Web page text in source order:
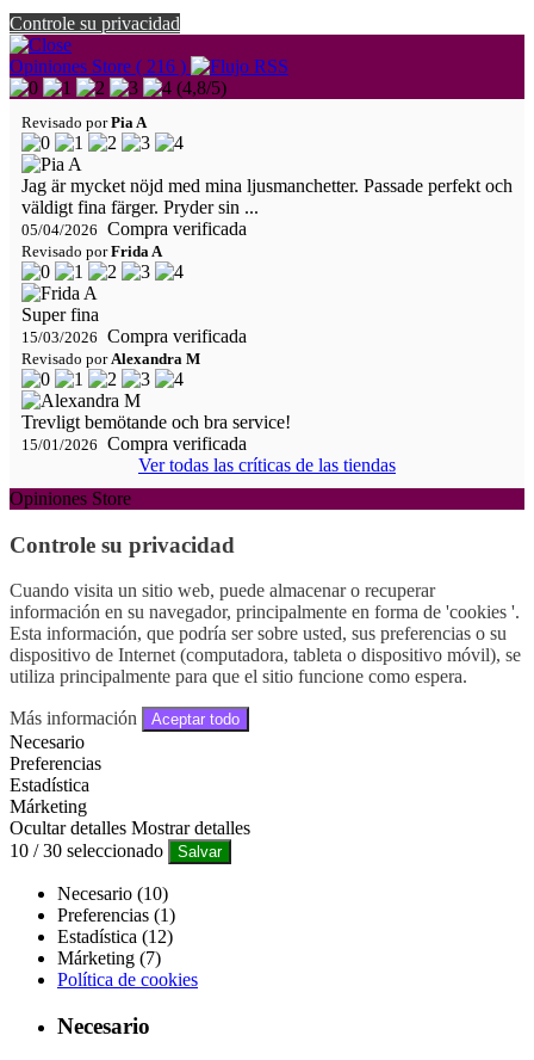
Controle su privacidad
Opiniones Store ( 216 )
(4,8/5)
Revisado porPia A
Jag är mycket nöjd med mina ljusmanchetter. Passade perfekt och
väldigt fina färger. Pryder sin ...
05/04/2026 Compra verificada
Revisado porFrida A
Super fina
15/03/2026 Compra verificada
Revisado por Alexandra M
Trevligt bemötande och bra service!
15/01/2026 Compra verificada
Ver todas las críticas de las tiendas
Opiniones Store
Controle su privacidad
Cuando visita un sitio web, puede almacenar o recuperar
información en su navegador, principalmente en forma de 'cookies '.
Esta información, que podría ser sobre usted, sus preferencias o su
dispositivo de Internet (computadora, tableta o dispositivo móvil), se
utiliza principalmente para que el sitio funcione como espera.
Más información Aceptar todo
Necesario
Preferencias
Estadística
Márketing
Ocultar detalles Mostrar detalles
10 /30 seleccionado Salvar
Necesario (10)
Preferencias (1)
Estadística (12)
Márketing (7)
Política de cookies
Necesario